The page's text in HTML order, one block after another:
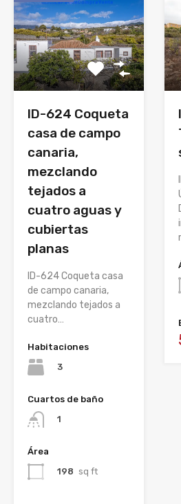
ID-624 Coqueta
casa de campo
canaria,
mezclando
tejados a
cuatro aguas y
cubiertas
planas
ID-624 Coqueta casa
de campo canaria,
mezclando tejados a
cuatro…
Habitaciones
3
Cuartos de baño
1
Área
198 sq ft